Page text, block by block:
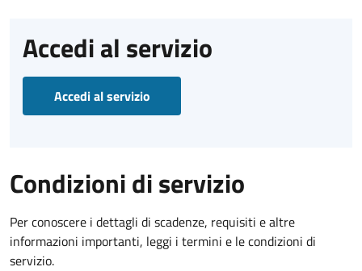
Accedi al servizio
Accedi al servizio
Condizioni di servizio
Per conoscere i dettagli di scadenze, requisiti e altre
informazioni importanti, leggi i termini e le condizioni di
servizio.